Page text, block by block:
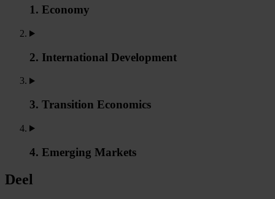
1. Economy
2. International Development
3. Transition Economics
4. Emerging Markets
Deel